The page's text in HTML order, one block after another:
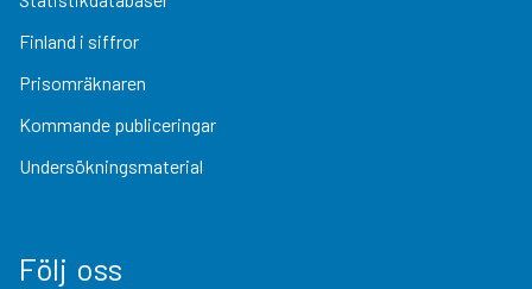
Finland i siffror
Prisomräknaren
Kommande publiceringar
Undersökningsmaterial
Följ oss